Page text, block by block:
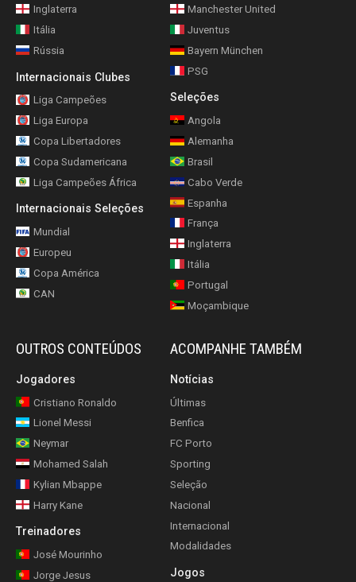
Inglaterra
Itália
Rússia
Internacionais Clubes
Liga Campeões
Liga Europa
Copa Libertadores
Copa Sudamericana
Liga Campeões África
Internacionais Seleções
Mundial
Europeu
Copa América
CAN
Manchester United
Juventus
Bayern München
PSG
Seleções
Angola
Alemanha
Brasil
Cabo Verde
Espanha
França
Inglaterra
Itália
Portugal
Moçambique
OUTROS CONTEÚDOS
Jogadores
Cristiano Ronaldo
Lionel Messi
Neymar
Mohamed Salah
Kylian Mbappe
Harry Kane
Treinadores
José Mourinho
Jorge Jesus
ACOMPANHE TAMBÉM
Notícias
Últimas
Benfica
FC Porto
Sporting
Seleção
Nacional
Internacional
Modalidades
Jogos